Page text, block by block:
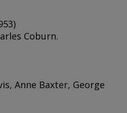
Coburn.
Anne Baxter, George